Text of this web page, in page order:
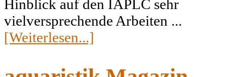
Hinblick auf den IAPLC sehr
vielversprechende Arbeiten ...
[Weiterlesen...]